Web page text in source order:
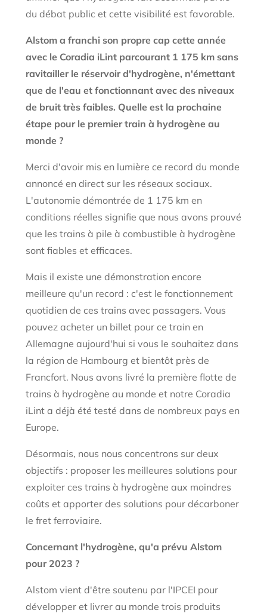
du débat public et cette visibilité est favorable.
Alstom a franchi son propre cap cette année
avec le Coradia iLint parcourant 1 175 km sans
ravitailler le réservoir d'hydrogène, n'émettant
que de l'eau et fonctionnant avec des niveaux
de bruit très faibles. Quelle est la prochaine
étape pour le premier train à hydrogène au
monde ?
Merci d'avoir mis en lumière ce record du monde
annoncé en direct sur les réseaux sociaux.
L'autonomie démontrée de 1 175 km en
conditions réelles signifie que nous avons prouvé
que les trains à pile à combustible à hydrogène
sont fiables et efficaces.
Mais il existe une démonstration encore
meilleure qu'un record : c'est le fonctionnement
quotidien de ces trains avec passagers. Vous
pouvez acheter un billet pour ce train en
Allemagne aujourd'hui si vous le souhaitez dans
la région de Hambourg et bientôt près de
Francfort. Nous avons livré la première flotte de
trains à hydrogène au monde et notre Coradia
iLint a déjà été testé dans de nombreux pays en
Europe.
Désormais, nous nous concentrons sur deux
objectifs : proposer les meilleures solutions pour
exploiter ces trains à hydrogène aux moindres
coûts et apporter des solutions pour décarboner
le fret ferroviaire.
Concernant l'hydrogène, qu'a prévu Alstom
pour 2023 ?
Alstom vient d'être soutenu par l'IPCEI pour
développer et livrer au monde trois produits